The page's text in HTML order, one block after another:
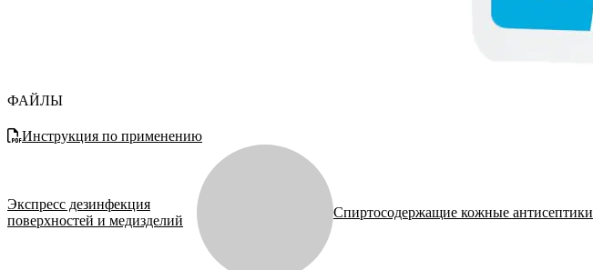
ФАЙЛЫ
Инструкция по применению
Экспресс дезинфекция
поверхностей и медизделий
Спиртосодержащие кожные антисептики